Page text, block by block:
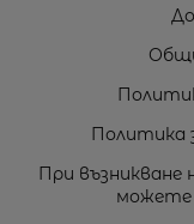
Политика
При възникване
можете